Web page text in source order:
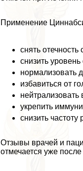
Применение
снять отечность
снизить
нормализовать
избавиться от
нейтрализовать
укрепить
снизить
Отзывы врачей и
отмечается уже